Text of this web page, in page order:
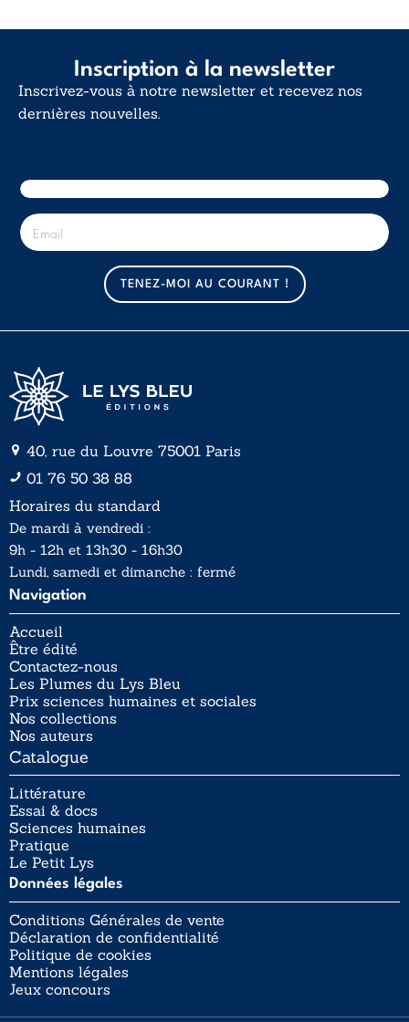
Inscription à la newsletter
Inscrivez-vous à notre newsletter et recevez nos
dernières nouvelles.
E
-
m
TENEZ-MOI AU COURANT !
40, rue du Louvre 75001 Paris
01 76 50 38 88
Horaires du standard
De mardi à vendredi :
9h - 12h et 13h30 - 16h30
Lundi, samedi et dimanche : fermé
Navigation
Accueil
Être édité
Contactez-nous
Les Plumes du Lys Bleu
Prix sciences humaines et sociales
Nos collections
Nos auteurs
Catalogue
Littérature
Essai & docs
Sciences humaines
Pratique
Le Petit Lys
Données légales
Conditions Générales de vente
Déclaration de confidentialité
Politique de cookies
Mentions légales
Jeux concours